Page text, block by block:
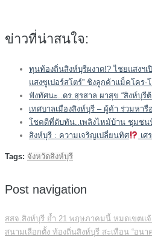
ข่าวที่น่าสนใจ:
ทุนท้องถิ่นสิงห์บุรีผงาด!? ไชยแสงฯเ
แสงซูเปอร์สโตร์” ชิงลูกค้าแม็คโคร-
ฟังทัศนะ..ดร.สุรสาล ผาสุข “สิงห์บุ
เทศบาลเมืองสิงห์บุรี – ผู้ค้า ร่วมหา
โชคดีที่ดับทัน..เพลิงไหม้บ้าน ชุมชน
สิงห์บุรี : ความเจริญเปลี่ยนทิศ
เศ
Tags: จังหวัดสิงห์บุรี
Post navigation
สสจ.สิงห์บุรี ย้ำ 21 พฤษภาคมนี้ หมดเขตแ
สนามเลือกตั้ง ท้องถิ่นสิงห์บุรี สะเทือน “อน